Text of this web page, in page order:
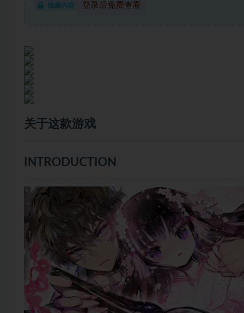
隐藏内容 登录后免费查看
关于这款游戏
INTRODUCTION